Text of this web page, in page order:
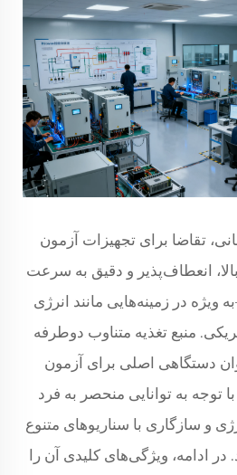
تقاضا برای تجهیزات آزمون
انعطاف‌پذیر و دقیق به سرعت
در زمینه‌هایی مانند انرژی
منبع تغذیه متناوب دوطرفه
دستگاهی اصلی برای آزمون
توجه به توانایی منحصر به فرد
و سازگاری با سناریوهای متنوع
ادامه، ویژگی‌های کلیدی آن را